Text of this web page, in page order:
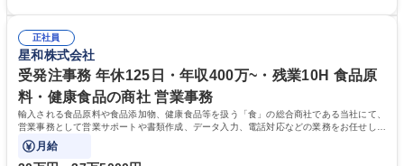
のOJTで業務を習得可能、未経験でもしっかりサポート 学歴・資格 学
歴：大学院 大学 高専 短大 語学力： 資格：
正社員
星和株式会社
受発注事務 年休125日・年収400万~・残業10H 食品原
料・健康食品の商社 営業事務
輸入される食品原料や食品添加物、健康食品等を扱う「食」の総合商社である当社にて、
営業事務として営業サポートや書類作成、データ入力、電話対応などの業務をお任せしま
す。
月給